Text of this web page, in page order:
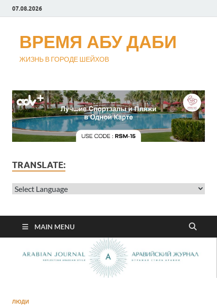
07.08.2026
ВРЕМЯ АБУ ДАБИ
ЖИЗНЬ В ГОРОДЕ ШЕЙХОВ
TRANSLATE:
MAIN MENU
ЛЮДИ